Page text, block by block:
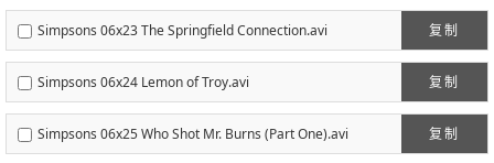
复制
Simpsons 06x23 The Springfield Connection.avi
复制
Simpsons 06x24 Lemon of Troy.avi
复制
Simpsons 06x25 Who Shot Mr. Burns (Part One).avi